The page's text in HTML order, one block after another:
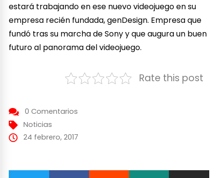
estará trabajando en ese nuevo videojuego en su
empresa recién fundada, genDesign. Empresa que
fundó tras su marcha de Sony y que augura un buen
futuro al panorama del videojuego.
Rate this post
0 Comentarios
Noticias
24 febrero, 2017